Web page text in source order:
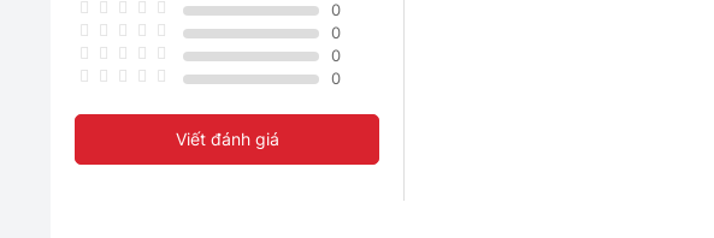
0
0
0
0
Viết đánh giá